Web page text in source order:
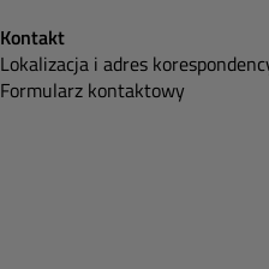
Kontakt
Lokalizacja i adres
Formularz kontaktowy